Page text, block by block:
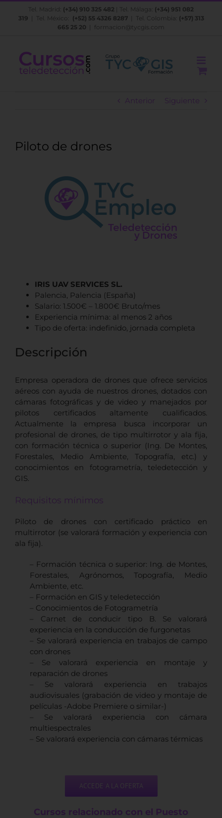
Saltar
Tel. Madrid: (+34) 910 325 482 | Tel. Málaga: (+34) 951 082
319 | Tel. México: (+52) 55 4326 8287| Tel. Colombia: (+57) 313
665 25 20
formacion@tycgis.com
Anterior Siguiente
Piloto de drones
IRIS UAV SERVICES SL.
Palencia, Palencia (España)
Salario: 1.500€ – 1.800€ Bruto/mes
Experiencia mínima: al menos 2 años
Tipo de oferta: indefinido, jornada completa
Descripción
Empresa operadora de drones que ofrece servicios
aéreos con ayuda de nuestros drones, dotados con
cámaras fotográficas y de video y manejados por
pilotos certificados altamente cualificados.
Actualmente la empresa busca incorporar un
profesional de drones, de tipo multirrotor y ala fija,
con formación técnica o superior (Ing. De Montes,
Forestales, Medio Ambiente, Topografía, etc.) y
conocimientos en fotogrametría, teledetección y
GIS.
Requisitos mínimos
Piloto de drones con certificado práctico en
multirrotor (se valorará formación y experiencia con
ala fija).
– Formación técnica o superior: Ing. de Montes,
Forestales, Agrónomos, Topografía, Medio
Ambiente, etc.
– Formación en GIS y teledetección
– Conocimientos de Fotogrametría
– Carnet de conducir tipo B. Se valorará
experiencia en la conducción de furgonetas
– Se valorará experiencia en trabajos de campo
con drones
– Se valorará experiencia en montaje y
reparación de drones
– Se valorará experiencia en trabajos
audiovisuales (grabación de video y montaje de
películas -Adobe Premiere o similar-)
– Se valorará experiencia con cámara
multiespectrales
– Se valorará experiencia con cámaras térmicas
ACCEDE A LA OFERTA
Cursos relacionado con el Puesto